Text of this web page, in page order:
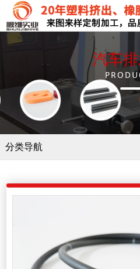
汽车
分类导航